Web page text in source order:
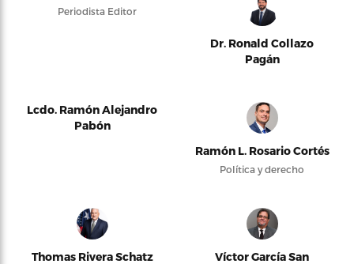
Periodista Editor
Dr. Ronald Collazo
Pagán
Lcdo. Ramón Alejandro
Pabón
Ramón L. Rosario Cortés
Política y derecho
Thomas Rivera Schatz
Víctor García San